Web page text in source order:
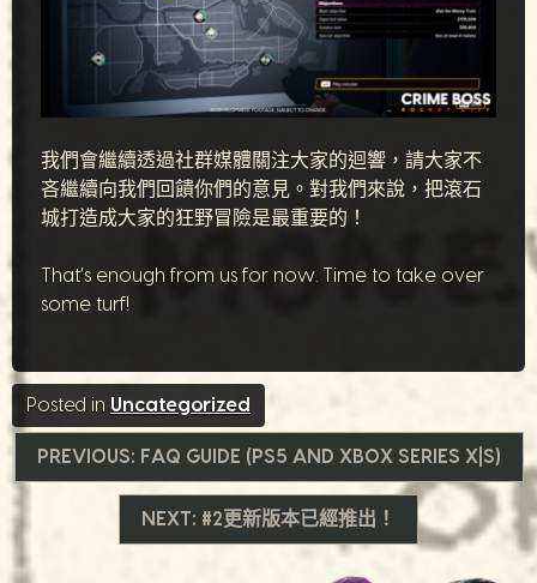
我們會繼續透過社群媒體關注大家的迴響，請大家不
吝繼續向我們回饋你們的意見。對我們來說，把滾石
城打造成大家的狂野冒險是最重要的！
That’s enough from us for now. Time to take over
some turf!
Posted in Uncategorized
文
章
PREVIOUS: FAQ GUIDE (PS5 AND XBOX SERIES X|S)
NEXT: #2更新版本已經推出！